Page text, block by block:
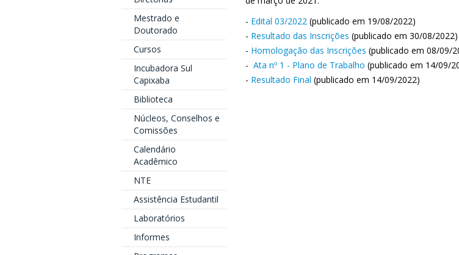
Mestrado e
Doutorado
Cursos
Incubadora Sul
Capixaba
Biblioteca
Núcleos, Conselhos e
Comissões
Calendário
Acadêmico
NTE
Assistência Estudantil
Laboratórios
Informes
- Edital 03/2022 (publicado em 19/08/2022)
- Resultado das Inscrições (publicado em 30/08/2022)
- Homologação das Inscrições (publicado em 08/09/
- Ata nº 1 - Plano de Trabalho (publicado em 14/09/
- Resultado Final (publicado em 14/09/2022)